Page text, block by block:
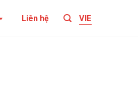
Liên hệ VIE